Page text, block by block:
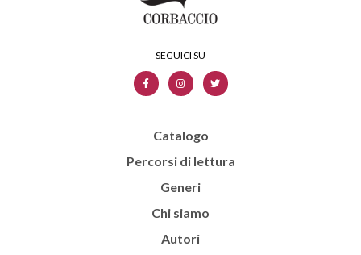
Catalogo
Percorsi di lettura
Generi
Chi siamo
Autori